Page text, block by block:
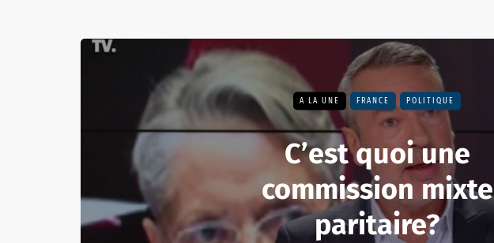
A LA UNE FRANCE POLITIQUE
C’est quoi une
commission mixte
paritaire?